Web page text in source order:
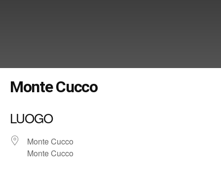
Monte Cucco
LUOGO
Monte Cucco
Monte Cucco